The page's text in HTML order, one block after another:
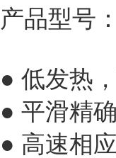
产品型号
● 低发热
● 平滑精确
● 高速相应